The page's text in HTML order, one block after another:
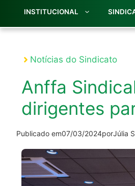
INSTITUCIONAL
Notícias do Sindicato
Anffa
dirigentes
Publicado em07/03/2024porJúlia